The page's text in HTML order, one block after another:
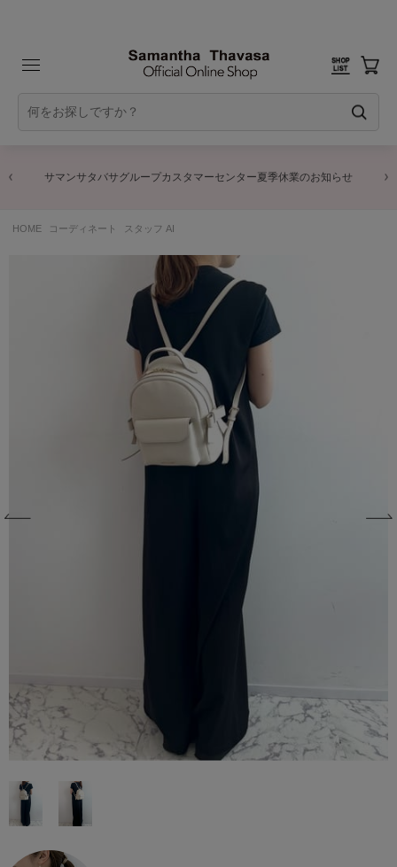
サマンサタバサグループカスタマーセンター夏季休業のお知らせ
HOME コーディネート スタッフ AI